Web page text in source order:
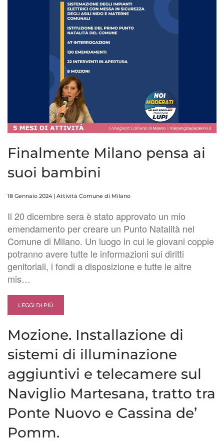
Finalmente Milano pensa ai
suoi bambini
18 Gennaio 2024| Attività Comune di Milano
Il 20 dicembre sera è stato approvato un mio
emendamento per creare un Punto Natalità nel
Comune di Milano. Un luogo in cui le giovani coppie
potranno avere tutte le informazioni sui diritti
genitoriali, i fondi a disposizione e tutte le altre
mis…
LEGGI DI PIÙ
Mozione. Installazione di
sistemi di illuminazione
aggiuntivi e telecamere sul
Naviglio Martesana, tratto tra
Ponte Nuovo e Cassina de’
Pomm.